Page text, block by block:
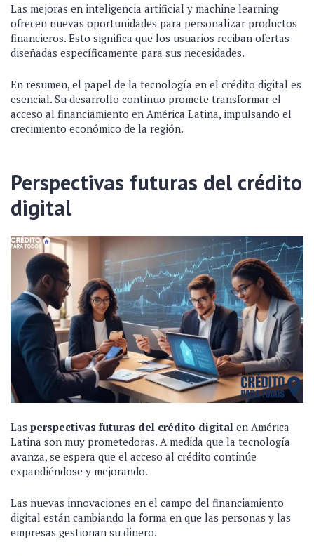
Las mejoras en inteligencia artificial y machine learning
ofrecen nuevas oportunidades para personalizar productos
financieros. Esto significa que los usuarios reciban ofertas
diseñadas específicamente para sus necesidades.
En resumen, el papel de la tecnología en el crédito digital es
esencial. Su desarrollo continuo promete transformar el
acceso al financiamiento en América Latina, impulsando el
crecimiento económico de la región.
Perspectivas futuras del crédito
digital
Las perspectivas futuras del crédito digital en América
Latina son muy prometedoras. A medida que la tecnología
avanza, se espera que el acceso al crédito continúe
expandiéndose y mejorando.
Las nuevas innovaciones en el campo del financiamiento
digital están cambiando la forma en que las personas y las
empresas gestionan su dinero.